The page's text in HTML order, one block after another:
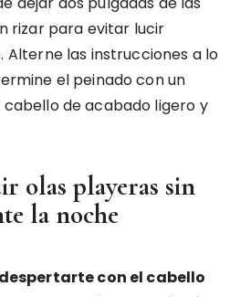
rizar para evitar lucir
Alterne las instrucciones a lo
el peinado con un
de acabado ligero y
olas playeras sin
la noche
despertarte con el cabello